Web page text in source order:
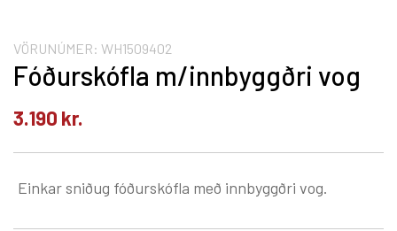
VÖRUNÚMER: WH1509402
Fóðurskófla m/innbyggðri vog
3.190 kr.
Einkar sniðug fóðurskófla með innbyggðri vog.